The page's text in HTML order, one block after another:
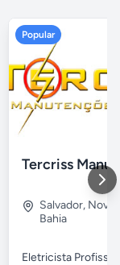
Popular
Salvador, Nova
Bahia
Eletricista